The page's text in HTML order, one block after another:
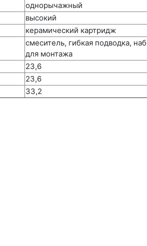
однорычажный
высокий
керамический картридж
смеситель, гибкая подводка,
для монтажа
23,6
23,6
33,2